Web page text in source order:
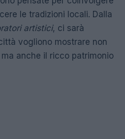
le tradizioni locali. Dalla
artistici, ci sarà
vogliono mostrare non
anche il ricco patrimonio